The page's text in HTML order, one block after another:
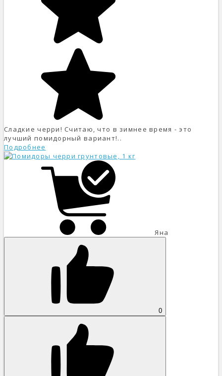
Сладкие черри! Считаю, что в зимнее время - это
лучший помидорный вариант!..
Подробнее
Яна
0